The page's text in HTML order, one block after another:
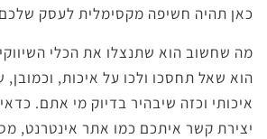
כאן תהיה חשיפה מקסימלית לעסק
מה שחשוב הוא שתנצלו את הכלי
הוא שאל תחסכו ולכו על איכות, וכמובן,
איכותי וכזה שיבהיר בדיוק מי אתם.
יצירת קשר איתכם כמו אתר אינטרנט,